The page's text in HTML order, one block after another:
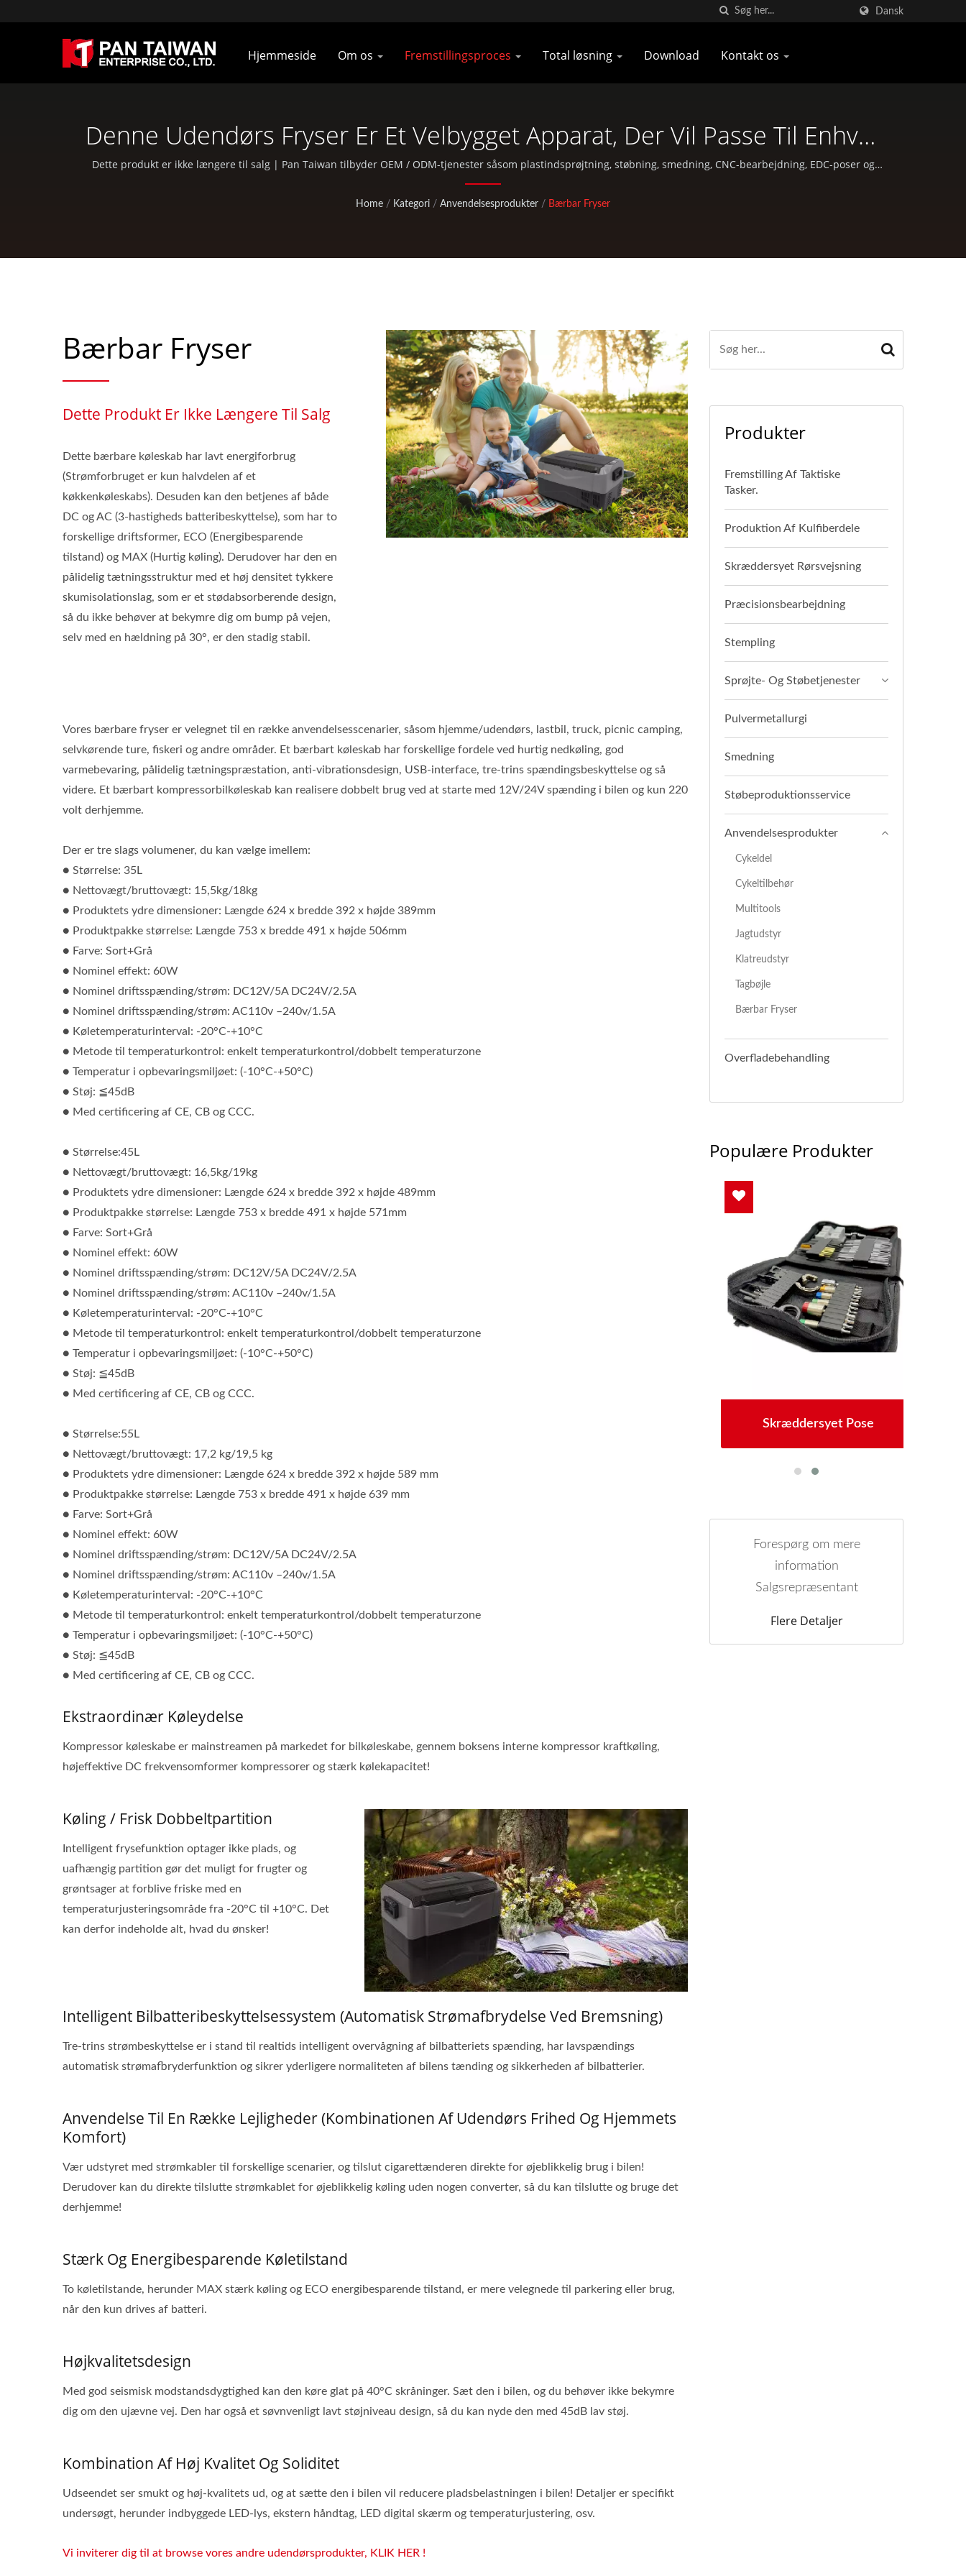
Dansk
Hjemmeside Om os Fremstillingsproces Total løsning Download Kontakt os
Denne Udendørs Fryser Er Et Velbygget Apparat, Der Vil Passe Til Enhver
Bruger | Producent Af Specialfremstillede Klatre- Og Jagtudstyr | Pan
Taiwan
Dette produkt er ikke længere til salg | Pan Taiwan tilbyder OEM / ODM-tjenester såsom plastindsprøjtning, støbning, smedning, CNC-bearbejdning, EDC-poser og
standarddele til cykler og udendørs aktiviteter.
Home / Kategori / Anvendelsesprodukter / Bærbar Fryser
Bærbar Fryser
Dette Produkt Er Ikke Længere Til Salg
Dette bærbare køleskab har lavt energiforbrug
(Strømforbruget er kun halvdelen af et
køkkenkøleskabs). Desuden kan den betjenes af både
DC og AC (3-hastigheds batteribeskyttelse), som har to
forskellige driftsformer, ECO (Energibesparende
tilstand) og MAX (Hurtig køling). Derudover har den en
pålidelig tætningsstruktur med et høj densitet tykkere
skumisolationslag, som er et stødabsorberende design,
så du ikke behøver at bekymre dig om bump på vejen,
selv med en hældning på 30°, er den stadig stabil.
Vores bærbare fryser er velegnet til en række anvendelsesscenarier, såsom hjemme/udendørs, lastbil, truck, picnic camping,
selvkørende ture, fiskeri og andre områder. Et bærbart køleskab har forskellige fordele ved hurtig nedkøling, god
varmebevaring, pålidelig tætningspræstation, anti-vibrationsdesign, USB-interface, tre-trins spændingsbeskyttelse og så
videre. Et bærbart kompressorbilkøleskab kan realisere dobbelt brug ved at starte med 12V/24V spænding i bilen og kun 220
volt derhjemme.
Der er tre slags volumener, du kan vælge imellem:
● Størrelse: 35L
● Nettovægt/bruttovægt: 15,5kg/18kg
● Produktets ydre dimensioner: Længde 624 x bredde 392 x højde 389mm
● Produktpakke størrelse: Længde 753 x bredde 491 x højde 506mm
● Farve: Sort+Grå
● Nominel effekt: 60W
● Nominel driftsspænding/strøm: DC12V/5A DC24V/2.5A
● Nominel driftsspænding/strøm: AC110v –240v/1.5A
● Køletemperaturinterval: -20°C-+10°C
● Metode til temperaturkontrol: enkelt temperaturkontrol/dobbelt temperaturzone
● Temperatur i opbevaringsmiljøet: (-10°C-+50°C)
● Støj: ≦45dB
● Med certificering af CE, CB og CCC.
● Størrelse:45L
● Nettovægt/bruttovægt: 16,5kg/19kg
● Produktets ydre dimensioner: Længde 624 x bredde 392 x højde 489mm
● Produktpakke størrelse: Længde 753 x bredde 491 x højde 571mm
● Farve: Sort+Grå
● Nominel effekt: 60W
● Nominel driftsspænding/strøm: DC12V/5A DC24V/2.5A
● Nominel driftsspænding/strøm: AC110v –240v/1.5A
● Køletemperaturinterval: -20°C-+10°C
● Metode til temperaturkontrol: enkelt temperaturkontrol/dobbelt temperaturzone
● Temperatur i opbevaringsmiljøet: (-10°C-+50°C)
● Støj: ≦45dB
● Med certificering af CE, CB og CCC.
● Størrelse:55L
● Nettovægt/bruttovægt: 17,2 kg/19,5 kg
● Produktets ydre dimensioner: Længde 624 x bredde 392 x højde 589 mm
● Produktpakke størrelse: Længde 753 x bredde 491 x højde 639 mm
● Farve: Sort+Grå
● Nominel effekt: 60W
● Nominel driftsspænding/strøm: DC12V/5A DC24V/2.5A
● Nominel driftsspænding/strøm: AC110v –240v/1.5A
● Køletemperaturinterval: -20°C-+10°C
● Metode til temperaturkontrol: enkelt temperaturkontrol/dobbelt temperaturzone
● Temperatur i opbevaringsmiljøet: (-10°C-+50°C)
● Støj: ≦45dB
● Med certificering af CE, CB og CCC.
Ekstraordinær Køleydelse
Kompressor køleskabe er mainstreamen på markedet for bilkøleskabe, gennem boksens interne kompressor kraftkøling,
højeffektive DC frekvensomformer kompressorer og stærk kølekapacitet!
Køling / Frisk Dobbeltpartition
Intelligent frysefunktion optager ikke plads, og
uafhængig partition gør det muligt for frugter og
grøntsager at forblive friske med en
temperaturjusteringsområde fra -20°C til +10°C. Det
kan derfor indeholde alt, hvad du ønsker!
Intelligent Bilbatteribeskyttelsessystem (automatisk Strømafbrydelse Ved Bremsning)
Tre-trins strømbeskyttelse er i stand til realtids intelligent overvågning af bilbatteriets spænding, har lavspændings
automatisk strømafbryderfunktion og sikrer yderligere normaliteten af bilens tænding og sikkerheden af bilbatterier.
Anvendelse Til En Række Lejligheder (kombinationen Af Udendørs Frihed Og Hjemmets
Komfort)
Vær udstyret med strømkabler til forskellige scenarier, og tilslut cigarettænderen direkte for øjeblikkelig brug i bilen!
Derudover kan du direkte tilslutte strømkablet for øjeblikkelig køling uden nogen converter, så du kan tilslutte og bruge det
derhjemme!
Stærk Og Energibesparende Køletilstand
To køletilstande, herunder MAX stærk køling og ECO energibesparende tilstand, er mere velegnede til parkering eller brug,
når den kun drives af batteri.
Højkvalitetsdesign
Med god seismisk modstandsdygtighed kan den køre glat på 40°C skråninger. Sæt den i bilen, og du behøver ikke bekymre
dig om den ujævne vej. Den har også et søvnvenligt lavt støjniveau design, så du kan nyde den med 45dB lav støj.
Kombination Af Høj Kvalitet Og Soliditet
Udseendet ser smukt og høj-kvalitets ud, og at sætte den i bilen vil reducere pladsbelastningen i bilen! Detaljer er specifikt
undersøgt, herunder indbyggede LED-lys, ekstern håndtag, LED digital skærm og temperaturjustering, osv.
Vi inviterer dig til at browse vores andre udendørsprodukter, KLIK HER !
Produkter
Fremstilling Af Taktiske
Tasker.
Produktion Af Kulfiberdele
Skræddersyet Rørsvejsning
Præcisionsbearbejdning
Stempling
Sprøjte- Og Støbetjenester
Pulvermetallurgi
Smedning
Støbeproduktionsservice
Anvendelsesprodukter
Cykeldel
Cykeltilbehør
Multitools
Jagtudstyr
Klatreudstyr
Tagbøjle
Bærbar Fryser
Overfladebehandling
Populære Produkter
Skræddersyet Pose
Forespørg om mere
information
Salgsrepræsentant
Flere Detaljer